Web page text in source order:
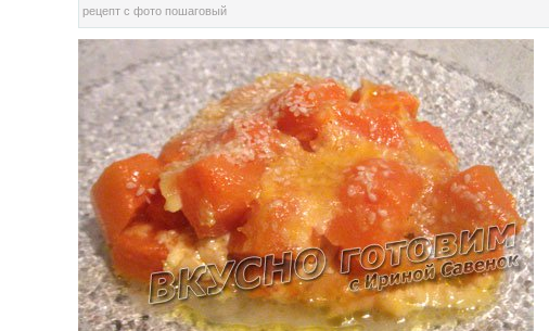
рецепт с фото пошаговый